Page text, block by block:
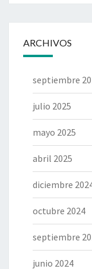
ARCHIVOS
septiembre
julio 2025
mayo 2025
abril 2025
diciembre
octubre 2024
septiembre
junio 2024